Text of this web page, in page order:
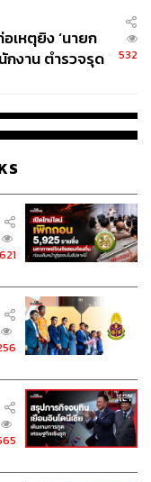
เป็นผู้ชนะจะได้
ล่อยเพลงใหม่กับ
ด้ประกาศราย
Live Streaming
งในรูปแบบไลฟ์สตรีม
งครั้งเดียวเท่านั้น
ได้ ถือเป็นโจทย์หิน
โหดเลยทีเดียว
เหตุยิง ‘นายก
กงาน ตำรวจรุด
532
621